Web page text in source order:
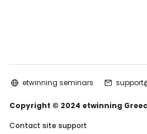
etwinning seminars
Copyright © 2024 etwinning
Contact site support